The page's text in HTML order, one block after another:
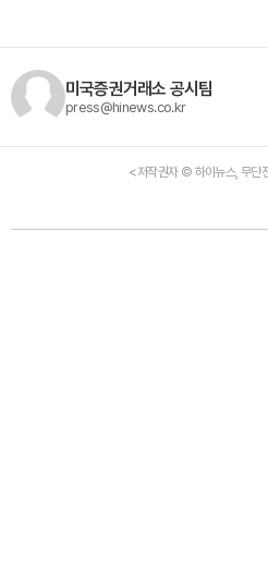
미국증권거래소 공시팀
press@hinews.co.kr
<저작권자 © 하이뉴스, 무단